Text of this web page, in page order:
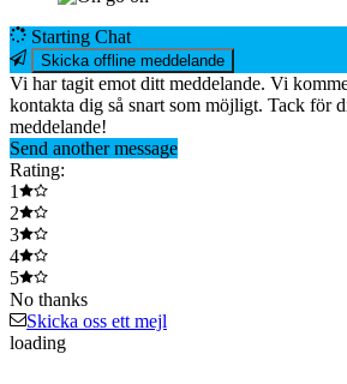
Starting Chat
Vi har tagit emot ditt meddelande. Vi
kontakta dig så snart som möjligt. Tack för
meddelande!
Send another message
Rating:
1
2
3
4
5
No thanks
Skicka oss ett mejl
loading